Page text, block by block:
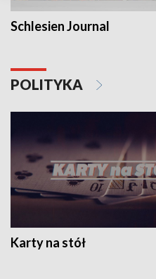
Schlesien Journal
POLITYKA
Karty na stół